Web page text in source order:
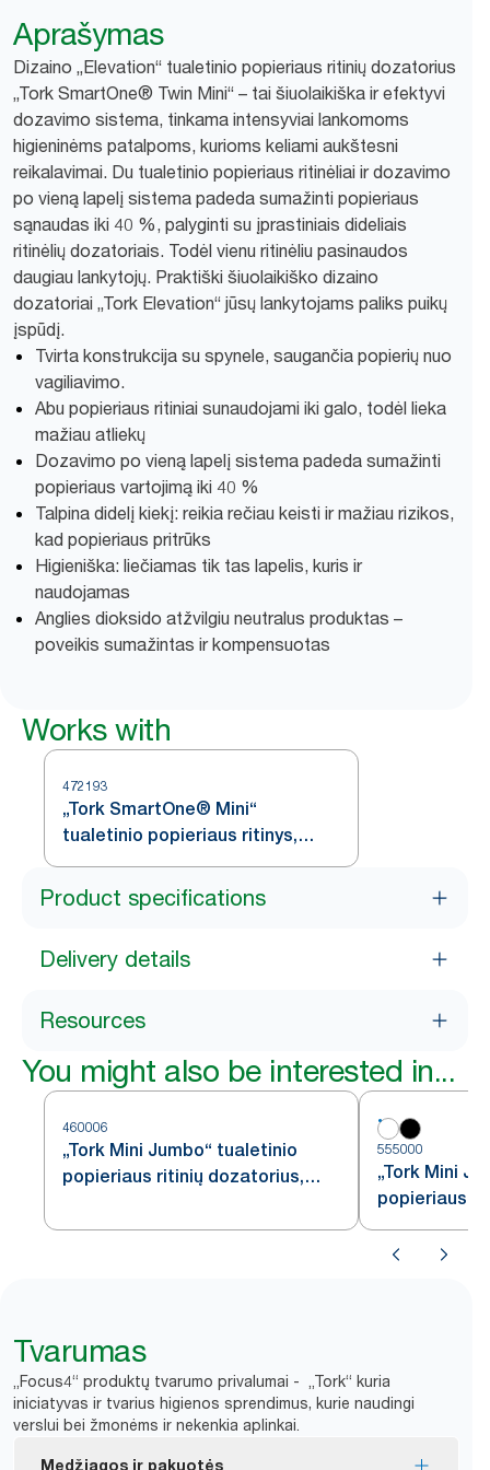
Aprašymas
Dizaino „Elevation“ tualetinio popieriaus ritinių dozatorius
„Tork SmartOne® Twin Mini“ – tai šiuolaikiška ir efektyvi
dozavimo sistema, tinkama intensyviai lankomoms
higieninėms patalpoms, kurioms keliami aukštesni
reikalavimai. Du tualetinio popieriaus ritinėliai ir dozavimo
po vieną lapelį sistema padeda sumažinti popieriaus
sąnaudas iki 40 %, palyginti su įprastiniais dideliais
ritinėlių dozatoriais. Todėl vienu ritinėliu pasinaudos
daugiau lankytojų. Praktiški šiuolaikiško dizaino
dozatoriai „Tork Elevation“ jūsų lankytojams paliks puikų
įspūdį.
Tvirta konstrukcija su spynele, saugančia popierių nuo
vagiliavimo.
Abu popieriaus ritiniai sunaudojami iki galo, todėl lieka
mažiau atliekų
Dozavimo po vieną lapelį sistema padeda sumažinti
popieriaus vartojimą iki 40 %
Talpina didelį kiekį: reikia rečiau keisti ir mažiau rizikos,
kad popieriaus pritrūks
Higieniška: liečiamas tik tas lapelis, kuris ir
naudojamas
Anglies dioksido atžvilgiu neutralus produktas –
poveikis sumažintas ir kompensuotas
Works with
472193
„Tork SmartOne® Mini“
tualetinio popieriaus ritinys,
baltas, T9
Product specifications
Delivery details
Resources
You might also be interested in...
460006
„Tork Mini Jumbo“ tualetinio
popieriaus ritinių dozatorius,
555000
„Tork Mini
popieriaus
baltas, T2
Tvarumas
„Focus4“ produktų tvarumo privalumai - „Tork“ kuria
iniciatyvas ir tvarius higienos sprendimus, kurie naudingi
verslui bei žmonėms ir nekenkia aplinkai.
Medžiagos ir pakuotės